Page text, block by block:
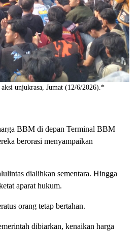
unjukrasa, Jumat (12/6/2026).*
BBM di depan Terminal BBM
berorasi menyampaikan
dialihkan sementara. Hingga
aparat hukum.
orang tetap bertahan.
dibiarkan, kenaikan harga